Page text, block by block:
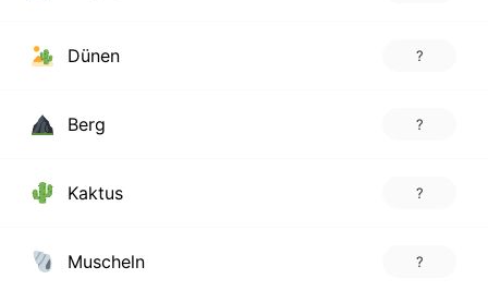
Dünen ?
Berg ?
Kaktus ?
Muscheln ?